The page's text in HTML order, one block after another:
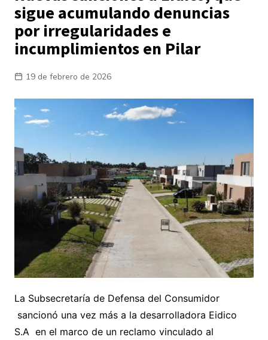
sigue acumulando denuncias
por irregularidades e
incumplimientos en Pilar
19 de febrero de 2026
La Subsecretaría de Defensa del Consumidor
sancionó una vez más a la desarrolladora Eidico
S.A en el marco de un reclamo vinculado al